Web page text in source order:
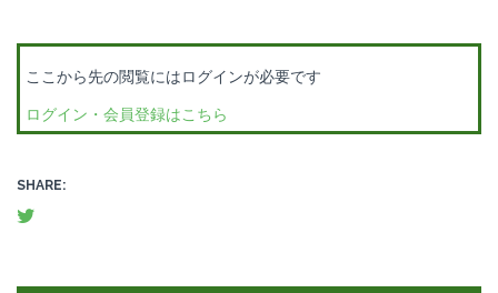
ここから先の閲覧にはログインが必要です
ログイン・会員登録はこちら
SHARE: